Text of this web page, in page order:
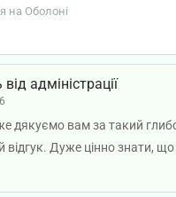
відкрити душу і почати
турботою про себе☺️ Дякую
на Оболоні
від адміністрації
дякуємо вам за такий
відгук. Дуже цінно знати, що
Ксенією
підтримки, допомогла